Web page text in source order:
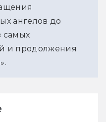
ангелов до
самых
и продолжения